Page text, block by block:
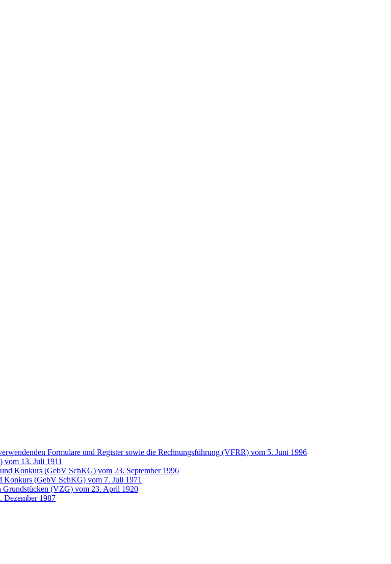
Formulare und Register sowie die Rechnungsführung (VFRR) vom 5. Juni 1996
vom 13. Juli 1911
Konkurs (GebV SchKG) vom 23. September 1996
Konkurs (GebV SchKG) vom 7. Juli 1971
Grundstücken (VZG) vom 23. April 1920
Dezember 1987